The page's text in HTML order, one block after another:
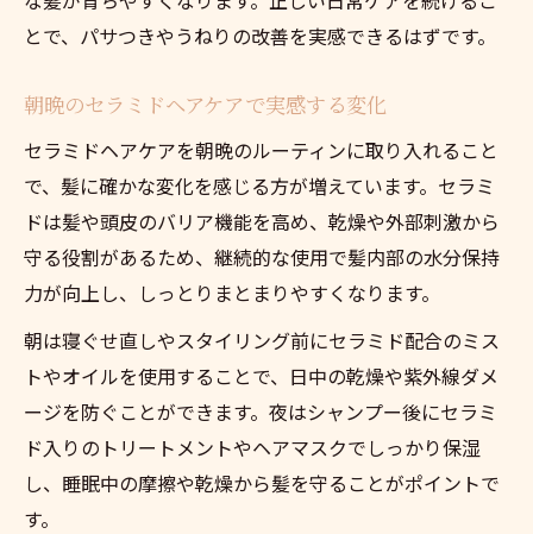
とで、パサつきやうねりの改善を実感できるはずです。
朝晩のセラミドヘアケアで実感する変化
セラミドヘアケアを朝晩のルーティンに取り入れること
で、髪に確かな変化を感じる方が増えています。セラミ
ドは髪や頭皮のバリア機能を高め、乾燥や外部刺激から
守る役割があるため、継続的な使用で髪内部の水分保持
力が向上し、しっとりまとまりやすくなります。
朝は寝ぐせ直しやスタイリング前にセラミド配合のミス
トやオイルを使用することで、日中の乾燥や紫外線ダメ
ージを防ぐことができます。夜はシャンプー後にセラミ
ド入りのトリートメントやヘアマスクでしっかり保湿
し、睡眠中の摩擦や乾燥から髪を守ることがポイントで
す。